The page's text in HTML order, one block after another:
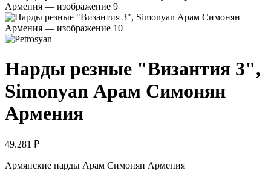
Нарды резные "Византия 3",
Simonyan Арам Симонян
Армения
49.281 ₽
Армянские нарды Арам Симонян Армения